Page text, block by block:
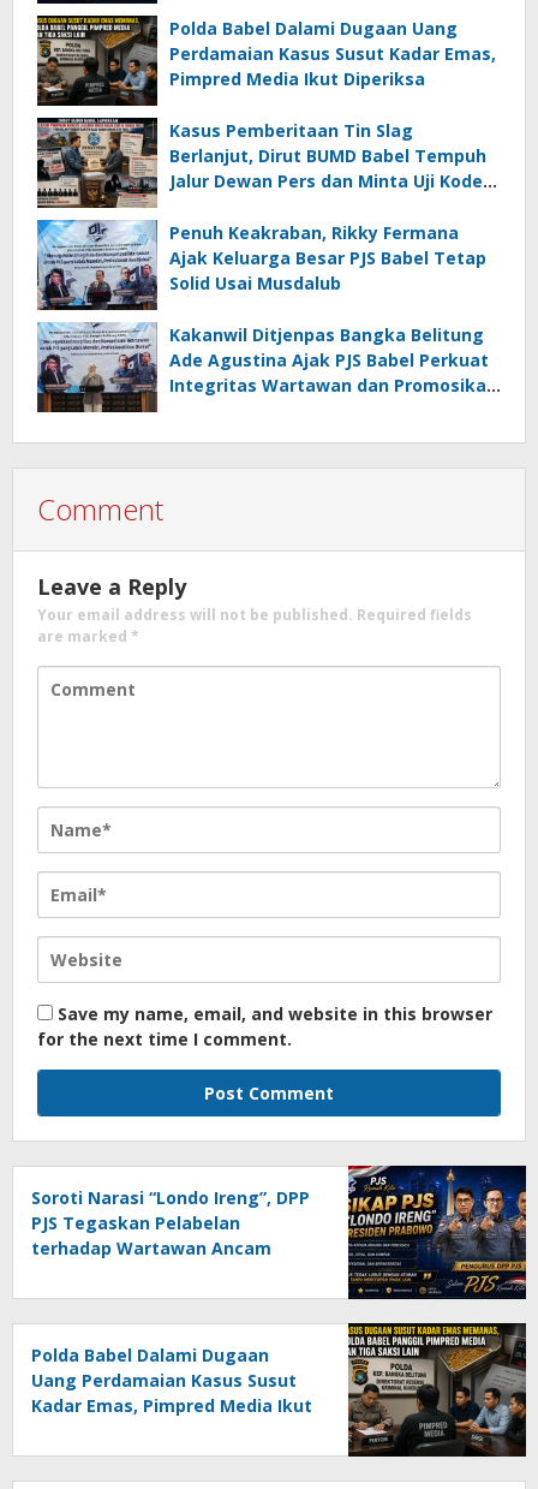
Polda Babel Dalami Dugaan Uang
Perdamaian Kasus Susut Kadar Emas,
Pimpred Media Ikut Diperiksa
Kasus Pemberitaan Tin Slag
Berlanjut, Dirut BUMD Babel Tempuh
Jalur Dewan Pers dan Minta Uji Kode
Penuh Keakraban, Rikky Fermana
Ajak Keluarga Besar PJS Babel Tetap
Solid Usai Musdalub
Kakanwil Ditjenpas Bangka Belitung
Ade Agustina Ajak PJS Babel Perkuat
Integritas Wartawan dan Promosikan
Comment
Leave a Reply
Your email address will not be published. Required fields
are marked *
Save my name, email, and website in this browser
for the next time I comment.
Soroti Narasi “Londo Ireng”, DPP
PJS Tegaskan Pelabelan
terhadap Wartawan Ancam
Polda Babel Dalami Dugaan
Uang Perdamaian Kasus Susut
Kadar Emas, Pimpred Media Ikut